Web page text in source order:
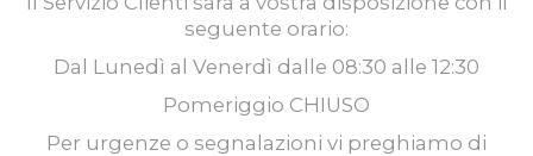
seguente orario:
Dal Lunedì al Venerdì dalle 08:30 alle 12:30
Pomeriggio CHIUSO
Per urgenze o segnalazioni vi preghiamo di